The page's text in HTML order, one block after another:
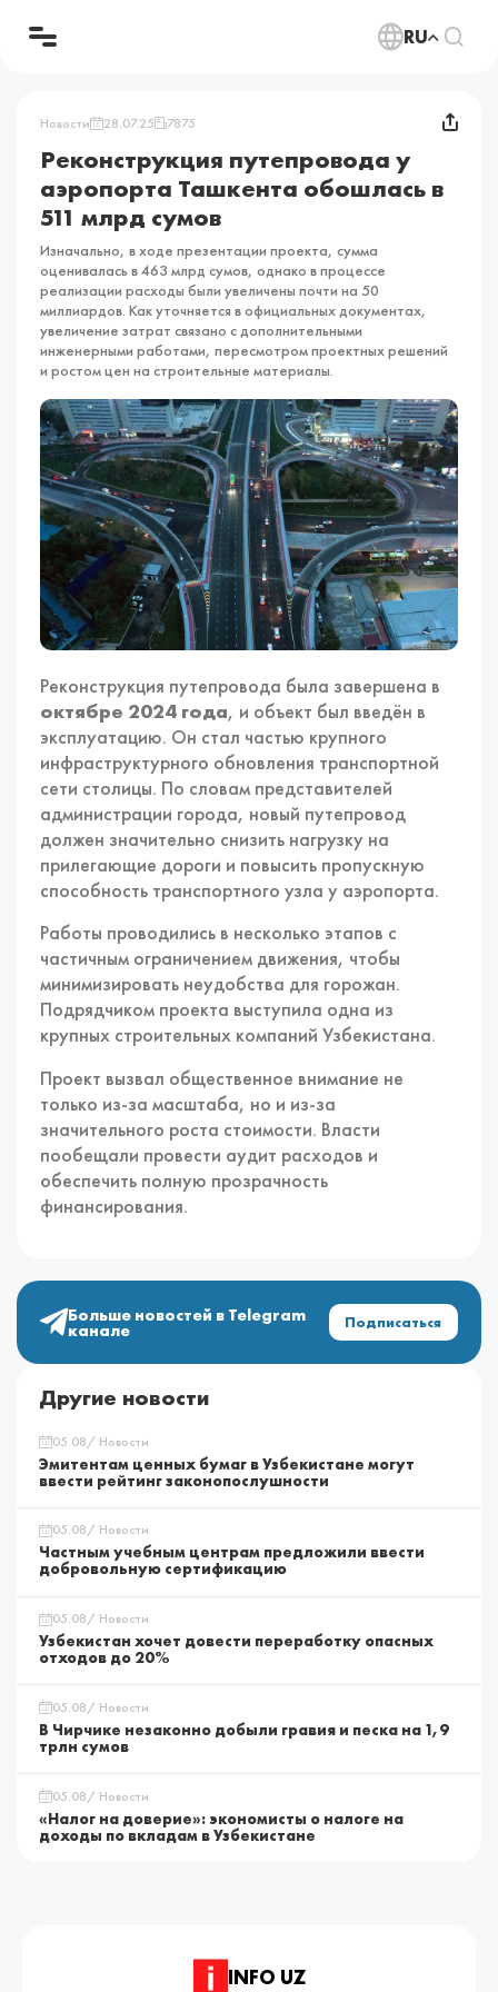
RU
Другие новости
05.08/ Новости
Эмитентам ценных бумаг в Узбекистане могут
ввести рейтинг законопослушности
05.08/ Новости
Частным учебным центрам предложили ввести
добровольную сертификацию
05.08/ Новости
Узбекистан хочет довести переработку опасных
отходов до 20%
05.08/ Новости
В Чирчике незаконно добыли гравия и песка на 1,9
трлн сумов
05.08/ Новости
«Налог на доверие»: экономисты о налоге на
доходы по вкладам в Узбекистане
Новости 28.07.25 7875
Реконструкция путепровода у
аэропорта Ташкента обошлась в
511 млрд сумов
Изначально, в ходе презентации проекта, сумма
оценивалась в 463 млрд сумов, однако в процессе
реализации расходы были увеличены почти на 50
миллиардов. Как уточняется в официальных документах,
увеличение затрат связано с дополнительными
инженерными работами, пересмотром проектных решений
и ростом цен на строительные материалы.
Реконструкция путепровода была завершена в
октябре 2024 года, и объект был введён в
эксплуатацию. Он стал частью крупного
инфраструктурного обновления транспортной
сети столицы. По словам представителей
администрации города, новый путепровод
должен значительно снизить нагрузку на
прилегающие дороги и повысить пропускную
способность транспортного узла у аэропорта.
Работы проводились в несколько этапов с
частичным ограничением движения, чтобы
минимизировать неудобства для горожан.
Подрядчиком проекта выступила одна из
крупных строительных компаний Узбекистана.
Проект вызвал общественное внимание не
только из-за масштаба, но и из-за
значительного роста стоимости. Власти
пообещали провести аудит расходов и
обеспечить полную прозрачность
финансирования.
Больше новостей в Telegram
канале Подписаться
INFO UZ